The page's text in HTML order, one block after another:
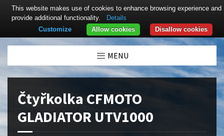
Click here to revoke the Cookie consent
MENU
Čtyřkolka CFMOTO
GLADIATOR UTV1000
This website makes use of cookies to enhance browsing experience and
provide additional functionality.
Details
Disallow cookies
Allow cookies
Customize